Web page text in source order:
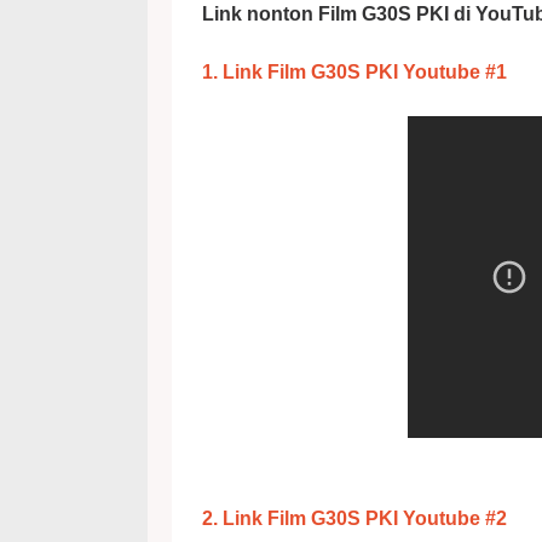
Link nonton Film G30S PKI di
1. Link Film G30S PKI Youtube #1
2. Link Film G30S PKI Youtube #2